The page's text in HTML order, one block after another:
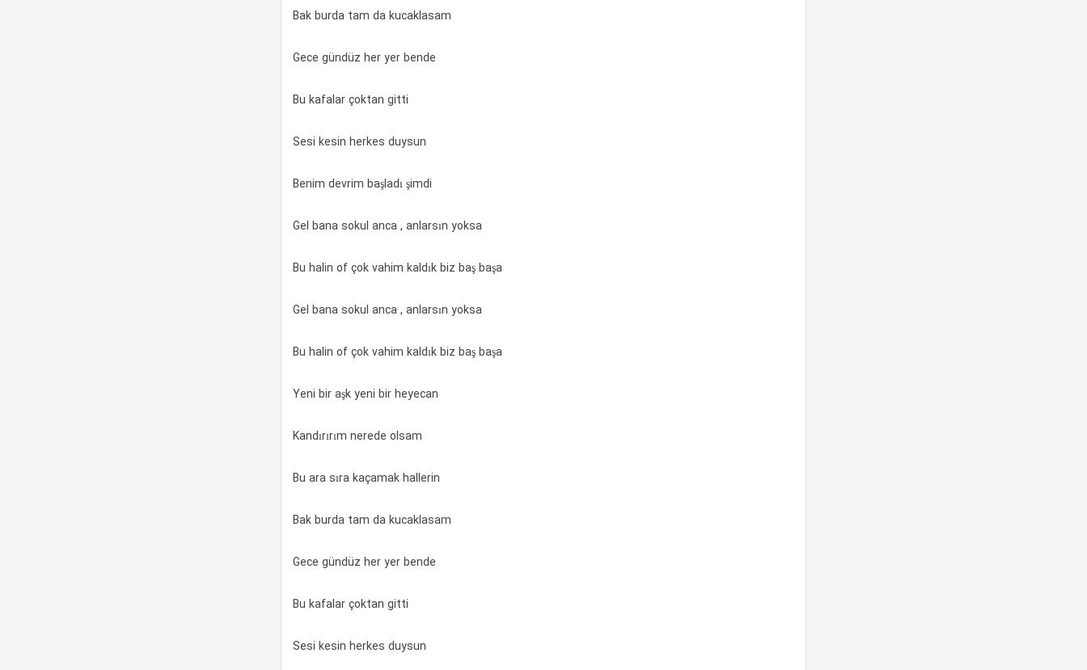
Bak burda tam da kucaklasam
Gece gündüz her yer bende
Bu kafalar çoktan gitti
Sesi kesin herkes duysun
Benim devrim başladı şimdi
Gel bana sokul anca , anlarsın yoksa
Bu halin of çok vahim kaldık biz baş başa
Gel bana sokul anca , anlarsın yoksa
Bu halin of çok vahim kaldık biz baş başa
Yeni bir aşk yeni bir heyecan
Kandırırım nerede olsam
Bu ara sıra kaçamak hallerin
Bak burda tam da kucaklasam
Gece gündüz her yer bende
Bu kafalar çoktan gitti
Sesi kesin herkes duysun